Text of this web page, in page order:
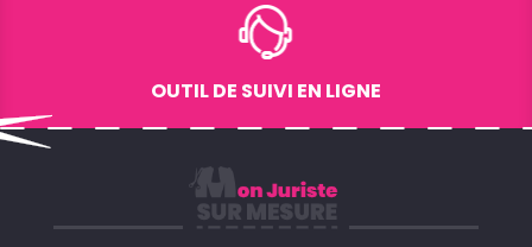
OUTIL DE SUIVI EN LIGNE